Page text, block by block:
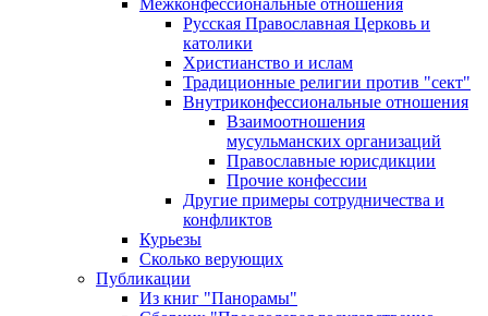
Межконфессиональные отношения
Русская Православная Церковь и
католики
Христианство и ислам
Традиционные религии против "сект"
Внутриконфессиональные отношения
Взаимоотношения
мусульманских организаций
Православные юрисдикции
Прочие конфессии
Другие примеры сотрудничества и
конфликтов
Курьезы
Сколько верующих
Публикации
Из книг "Панорамы"